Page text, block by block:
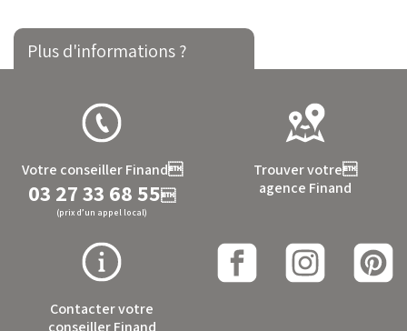
Plus d'informations ?
Votre conseiller Finand
03 27 33 68 55
(prix d’un appel local)
Trouver votre
agence Finand
Contacter votre
conseiller Finand